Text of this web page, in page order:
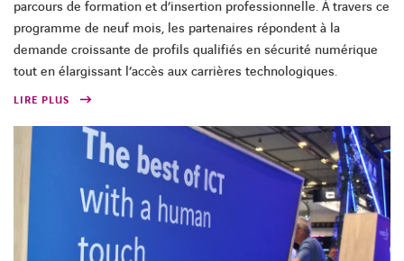
parcours de formation et d’insertion professionnelle. À travers ce
programme de neuf mois, les partenaires répondent à la
demande croissante de profils qualifiés en sécurité numérique
tout en élargissant l’accès aux carrières technologiques.
LIRE PLUS